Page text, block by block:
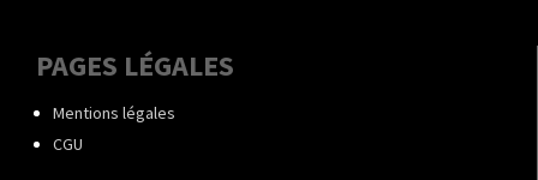
PAGES LÉGALES
Mentions légales
CGU